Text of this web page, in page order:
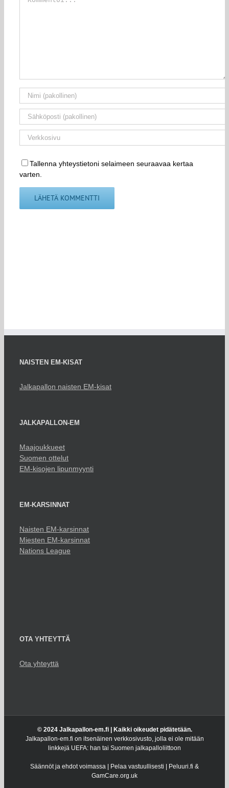
Tallenna yhteystietoni selaimeen seuraavaa kertaa
varten.
NAISTEN EM-KISAT
Jalkapallon naisten EM-kisat
JALKAPALLON-EM
Maajoukkueet
Suomen ottelut
EM-kisojen lipunmyynti
EM-KARSINNAT
Naisten EM-karsinnat
Miesten EM-karsinnat
Nations League
OTA YHTEYTTÄ
Ota yhteyttä
© 2024 Jalkapallon-em.fi | Kaikki oikeudet pidätetään.
Jalkapallon-em.fi on itsenäinen verkkosivusto, jolla ei ole mitään
linkkejä UEFA: han tai Suomen jalkapalloliittoon
Säännöt ja ehdot voimassa | Pelaa vastuullisesti | Peluuri.fi &
GamCare.org.uk